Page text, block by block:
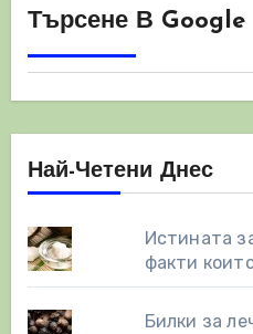
Търсене В Google
Най-Четени Днес
Истината
факти
Билки за